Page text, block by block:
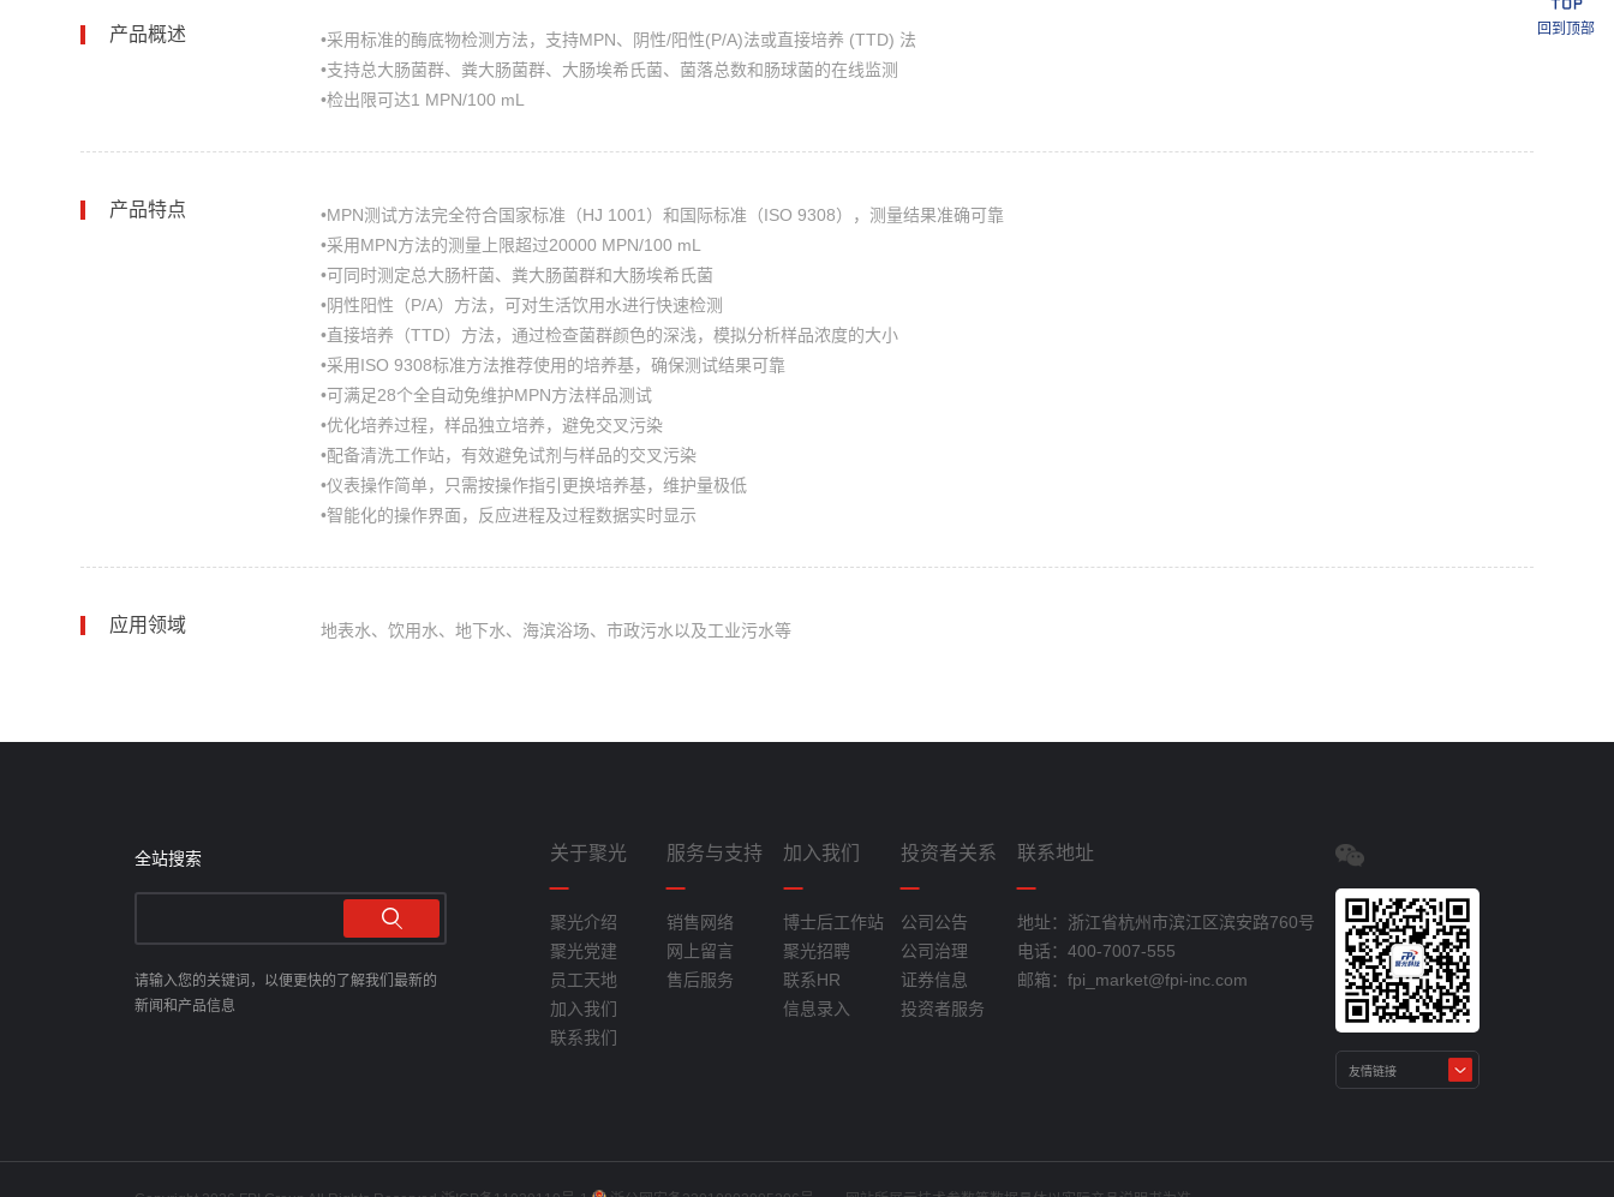
回到顶部
产品概述
•采用标准的酶底物检测方法，支持MPN、阴性/阳性(P/A)法或直接培养 (TTD) 法
•支持总大肠菌群、粪大肠菌群、大肠埃希氏菌、菌落总数和肠球菌的在线监测
•检出限可达1 MPN/100 mL
产品特点
•MPN测试方法完全符合国家标准（HJ 1001）和国际标准（ISO 9308），测量结果准确可靠
•采用MPN方法的测量上限超过20000 MPN/100 mL
•可同时测定总大肠杆菌、粪大肠菌群和大肠埃希氏菌
•阴性阳性（P/A）方法，可对生活饮用水进行快速检测
•直接培养（TTD）方法，通过检查菌群颜色的深浅，模拟分析样品浓度的大小
•采用ISO 9308标准方法推荐使用的培养基，确保测试结果可靠
•可满足28个全自动免维护MPN方法样品测试
•优化培养过程，样品独立培养，避免交叉污染
•配备清洗工作站，有效避免试剂与样品的交叉污染
•仪表操作简单，只需按操作指引更换培养基，维护量极低
•智能化的操作界面，反应进程及过程数据实时显示
应用领域 地表水、饮用水、地下水、海滨浴场、市政污水以及工业污水等
全站搜索
请输入您的关键词，以便更快的了解我们最新的
新闻和产品信息
关于聚光
聚光介绍
聚光党建
员工天地
加入我们
联系我们
服务与支持
销售网络
网上留言
售后服务
加入我们
博士后工作站
聚光招聘
联系HR
信息录入
投资者关系
公司公告
公司治理
证券信息
投资者服务
联系地址
地址：浙江省杭州市滨江区滨安路760号
电话：400-7007-555
邮箱：fpi_market@fpi-inc.com